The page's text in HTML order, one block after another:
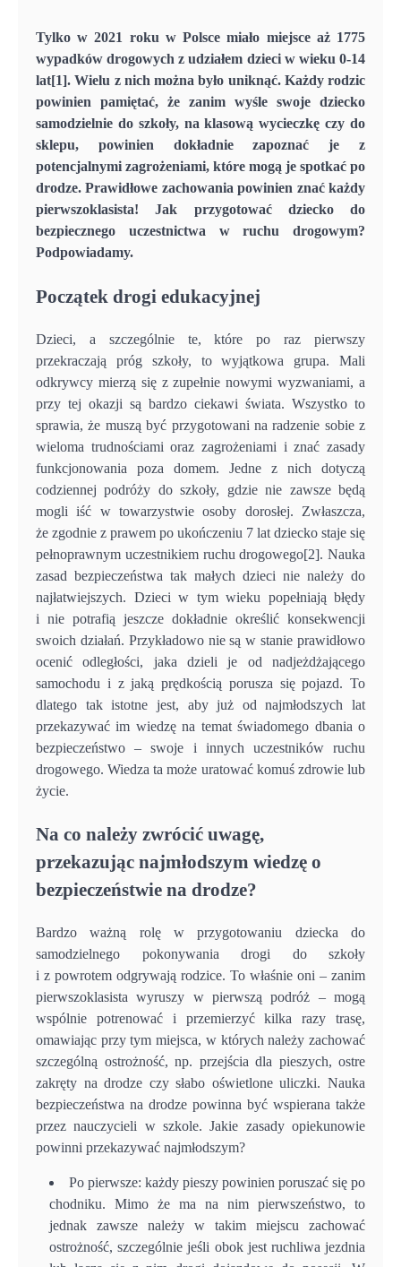
Tylko w 2021 roku w Polsce miało miejsce aż 1775
wypadków drogowych z udziałem dzieci w wieku 0-14
lat[1]. Wielu z nich można było uniknąć. Każdy rodzic
powinien pamiętać, że zanim wyśle swoje dziecko
samodzielnie do szkoły, na klasową wycieczkę czy do
sklepu, powinien dokładnie zapoznać je z
potencjalnymi zagrożeniami, które mogą je spotkać po
drodze. Prawidłowe zachowania powinien znać każdy
pierwszoklasista! Jak przygotować dziecko do
bezpiecznego uczestnictwa w ruchu drogowym?
Podpowiadamy.
Początek drogi edukacyjnej
Dzieci, a szczególnie te, które po raz pierwszy
przekraczają próg szkoły, to wyjątkowa grupa. Mali
odkrywcy mierzą się z zupełnie nowymi wyzwaniami, a
przy tej okazji są bardzo ciekawi świata. Wszystko to
sprawia, że muszą być przygotowani na radzenie sobie z
wieloma trudnościami oraz zagrożeniami i znać zasady
funkcjonowania poza domem. Jedne z nich dotyczą
codziennej podróży do szkoły, gdzie nie zawsze będą
mogli iść w towarzystwie osoby dorosłej. Zwłaszcza,
że zgodnie z prawem po ukończeniu 7 lat dziecko staje się
pełnoprawnym uczestnikiem ruchu drogowego[2]. Nauka
zasad bezpieczeństwa tak małych dzieci nie należy do
najłatwiejszych. Dzieci w tym wieku popełniają błędy
i nie potrafią jeszcze dokładnie określić konsekwencji
swoich działań. Przykładowo nie są w stanie prawidłowo
ocenić odległości, jaka dzieli je od nadjeżdżającego
samochodu i z jaką prędkością porusza się pojazd. To
dlatego tak istotne jest, aby już od najmłodszych lat
przekazywać im wiedzę na temat świadomego dbania o
bezpieczeństwo – swoje i innych uczestników ruchu
drogowego. Wiedza ta może uratować komuś zdrowie lub
życie.
Na co należy zwrócić uwagę,
przekazując najmłodszym wiedzę o
bezpieczeństwie na drodze?
Bardzo ważną rolę w przygotowaniu dziecka do
samodzielnego pokonywania drogi do szkoły
i z powrotem odgrywają rodzice. To właśnie oni – zanim
pierwszoklasista wyruszy w pierwszą podróż – mogą
wspólnie potrenować i przemierzyć kilka razy trasę,
omawiając przy tym miejsca, w których należy zachować
szczególną ostrożność, np. przejścia dla pieszych, ostre
zakręty na drodze czy słabo oświetlone uliczki. Nauka
bezpieczeństwa na drodze powinna być wspierana także
przez nauczycieli w szkole. Jakie zasady opiekunowie
powinni przekazywać najmłodszym?
Po pierwsze: każdy pieszy powinien poruszać się po
chodniku. Mimo że ma na nim pierwszeństwo, to
jednak zawsze należy w takim miejscu zachować
ostrożność, szczególnie jeśli obok jest ruchliwa jezdnia